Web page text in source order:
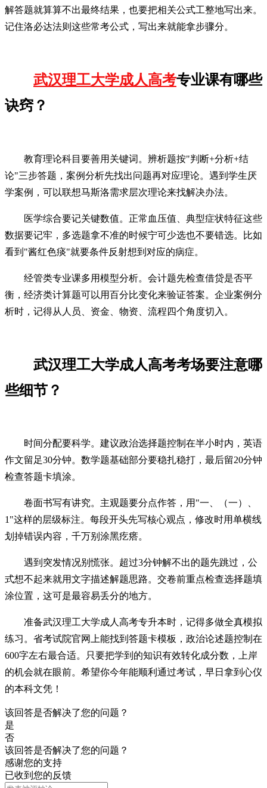
解答题就算算不出最终结果，也要把相关公式工整地写出来。
记住洛必达法则这些常考公式，写出来就能拿步骤分。
武汉理工大学成人高考专业课有哪些
诀窍？
教育理论科目要善用关键词。辨析题按"判断+分析+结
论"三步答题，案例分析先找出问题再对应理论。遇到学生厌
学案例，可以联想马斯洛需求层次理论来找解决办法。
医学综合要记关键数值。正常血压值、典型症状特征这些
数据要记牢，多选题拿不准的时候宁可少选也不要错选。比如
看到"酱红色痰"就要条件反射想到对应的病症。
经管类专业课多用模型分析。会计题先检查借贷是否平
衡，经济类计算题可以用百分比变化来验证答案。企业案例分
析时，记得从人员、资金、物资、流程四个角度切入。
武汉理工大学成人高考考场要注意哪
些细节？
时间分配要科学。建议政治选择题控制在半小时内，英语
作文留足30分钟。数学题基础部分要稳扎稳打，最后留20分钟
检查答题卡填涂。
卷面书写有讲究。主观题要分点作答，用"一、（一）、
1"这样的层级标注。每段开头先写核心观点，修改时用单横线
划掉错误内容，千万别涂黑疙瘩。
遇到突发情况别慌张。超过3分钟解不出的题先跳过，公
式想不起来就用文字描述解题思路。交卷前重点检查选择题填
涂位置，这可是最容易丢分的地方。
准备武汉理工大学成人高考专升本时，记得多做全真模拟
练习。省考试院官网上能找到答题卡模板，政治论述题控制在
600字左右最合适。只要把学到的知识有效转化成分数，上岸
的机会就在眼前。希望你今年能顺利通过考试，早日拿到心仪
的本科文凭！
该回答是否解决了您的问题？
是
否
该回答是否解决了您的问题？
感谢您的支持
已收到您的反馈